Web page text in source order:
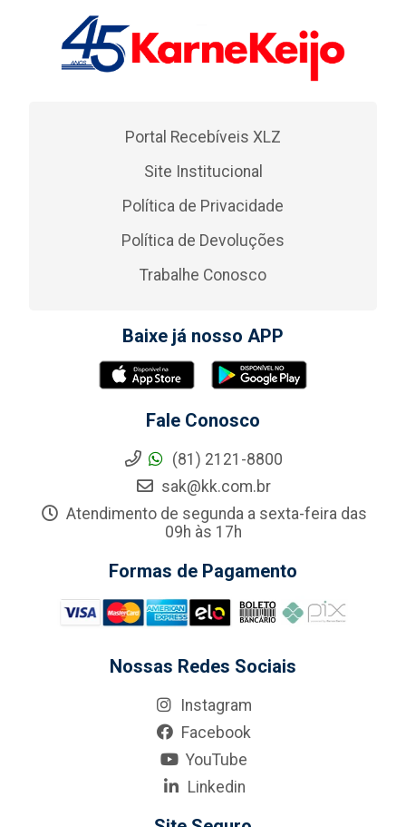
Portal Recebíveis XLZ
Site Institucional
Política de Privacidade
Política de Devoluções
Trabalhe Conosco
Baixe já nosso APP
Fale Conosco
(81) 2121-8800
sak@kk.com.br
Atendimento de segunda a sexta-feira das
09h às 17h
Formas de Pagamento
Nossas Redes Sociais
Instagram
Facebook
YouTube
Linkedin